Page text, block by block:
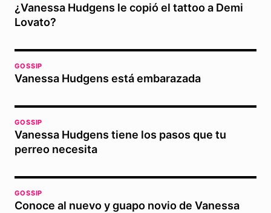
¿Vanessa Hudgens le copió el tattoo a Demi
Lovato?
GOSSIP
Vanessa Hudgens está embarazada
GOSSIP
Vanessa Hudgens tiene los pasos que tu
perreo necesita
GOSSIP
Conoce al nuevo y guapo novio de Vanessa